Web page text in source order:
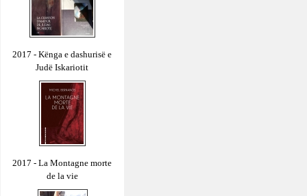
2017 - Kënga e dashurisë e
Judë Iskariotit
2017 - La Montagne morte
de la vie